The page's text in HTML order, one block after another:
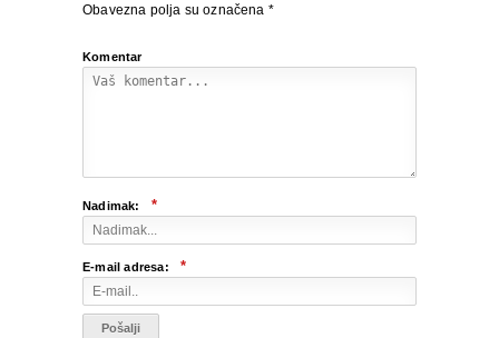
Obavezna polja su označena *
Komentar
Nadimak: *
E-mail adresa: *